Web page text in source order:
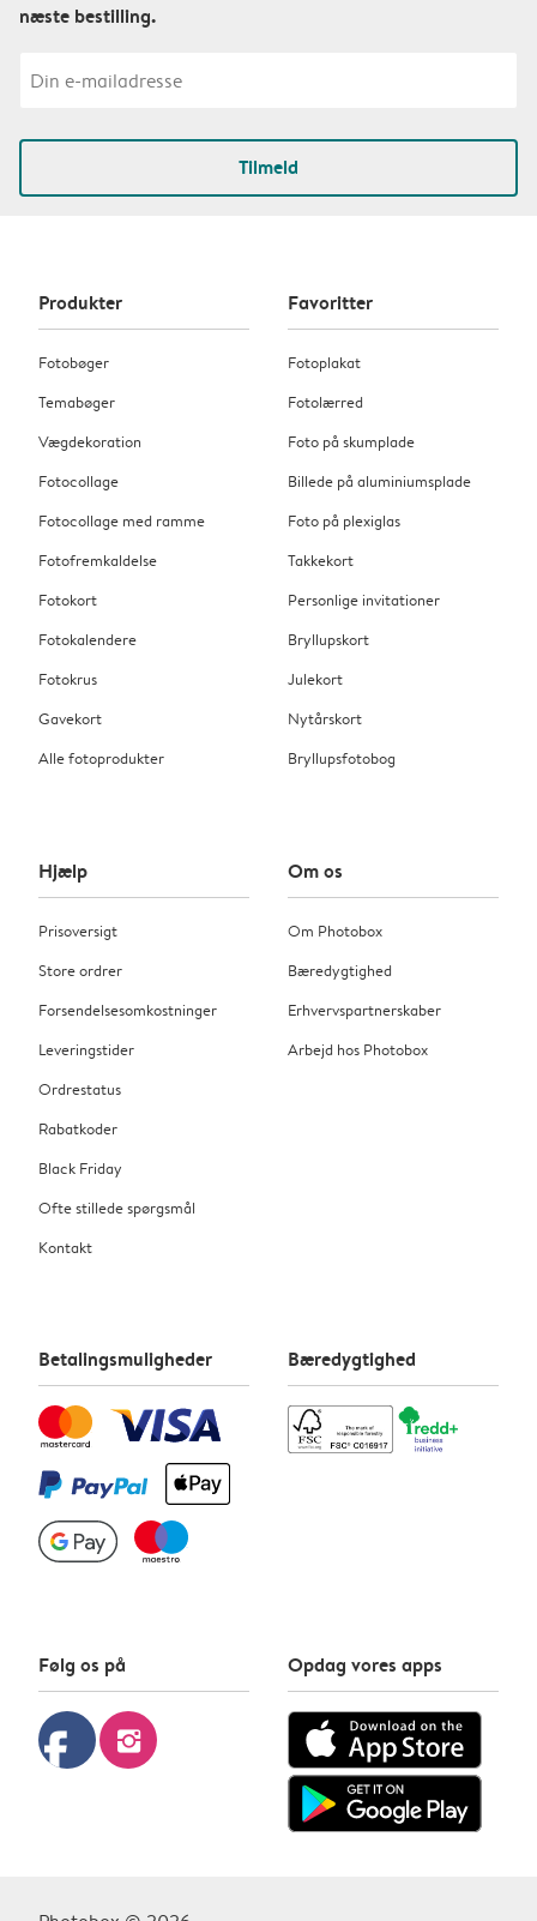
næste bestilling.
Tilmeld
Produkter
Fotobøger
Temabøger
Vægdekoration
Fotocollage
Fotocollage med ramme
Fotofremkaldelse
Fotokort
Fotokalendere
Fotokrus
Gavekort
Alle fotoprodukter
Favoritter
Fotoplakat
Fotolærred
Foto på skumplade
Billede på aluminiumsplade
Foto på plexiglas
Takkekort
Personlige invitationer
Bryllupskort
Julekort
Nytårskort
Bryllupsfotobog
Hjælp
Prisoversigt
Store ordrer
Forsendelsesomkostninger
Leveringstider
Ordrestatus
Rabatkoder
Black Friday
Ofte stillede spørgsmål
Kontakt
Om os
Om Photobox
Bæredygtighed
Erhvervspartnerskaber
Arbejd hos Photobox
Betalingsmuligheder Bæredygtighed
Følg os på
facebook instagram
Opdag vores apps